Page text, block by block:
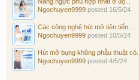
Ngochuyen9999 posted 16/5/24
Các công nghệ hút mỡ tiên tiến...
Ngochuyen9999 posted 10/5/24
Hút mỡ bụng không phẫu thuật có...
Ngochuyen9999 posted 4/5/24